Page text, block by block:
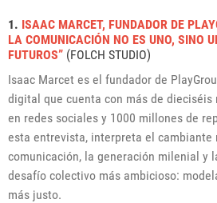
1. ISAAC MARCET, FUNDADOR DE
LA COMUNICACIÓN NO ES UNO, SINO
FUTUROS” (FOLCH STUDIO)
Isaac Marcet es el fundador de
digital que cuenta con más de
en redes sociales y 1000 millones de
esta entrevista, interpreta el cambiante
comunicación, la generación milenial y
desafío colectivo más ambicioso:
más justo.